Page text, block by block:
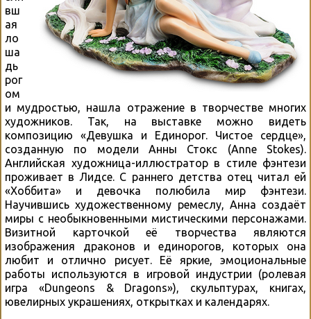
вш
ая
ло
ша
дь
рог
ом
и мудростью, нашла отражение в творчестве многих
художников. Так, на выставке можно видеть
композицию «Девушка и Единорог. Чистое сердце»,
созданную по модели Анны Стокс (Anne Stokes).
Английская художница-иллюстратор в стиле фэнтези
проживает в Лидсе. С раннего детства отец читал ей
«Хоббита» и девочка полюбила мир фэнтези.
Научившись художественному ремеслу, Анна создаёт
миры с необыкновенными мистическими персонажами.
Визитной карточкой её творчества являются
изображения драконов и единорогов, которых она
любит и отлично рисует. Её яркие, эмоциональные
работы используются в игровой индустрии (ролевая
игра «Dungeons & Dragons»), скульптурах, книгах,
ювелирных украшениях, открытках и календарях.